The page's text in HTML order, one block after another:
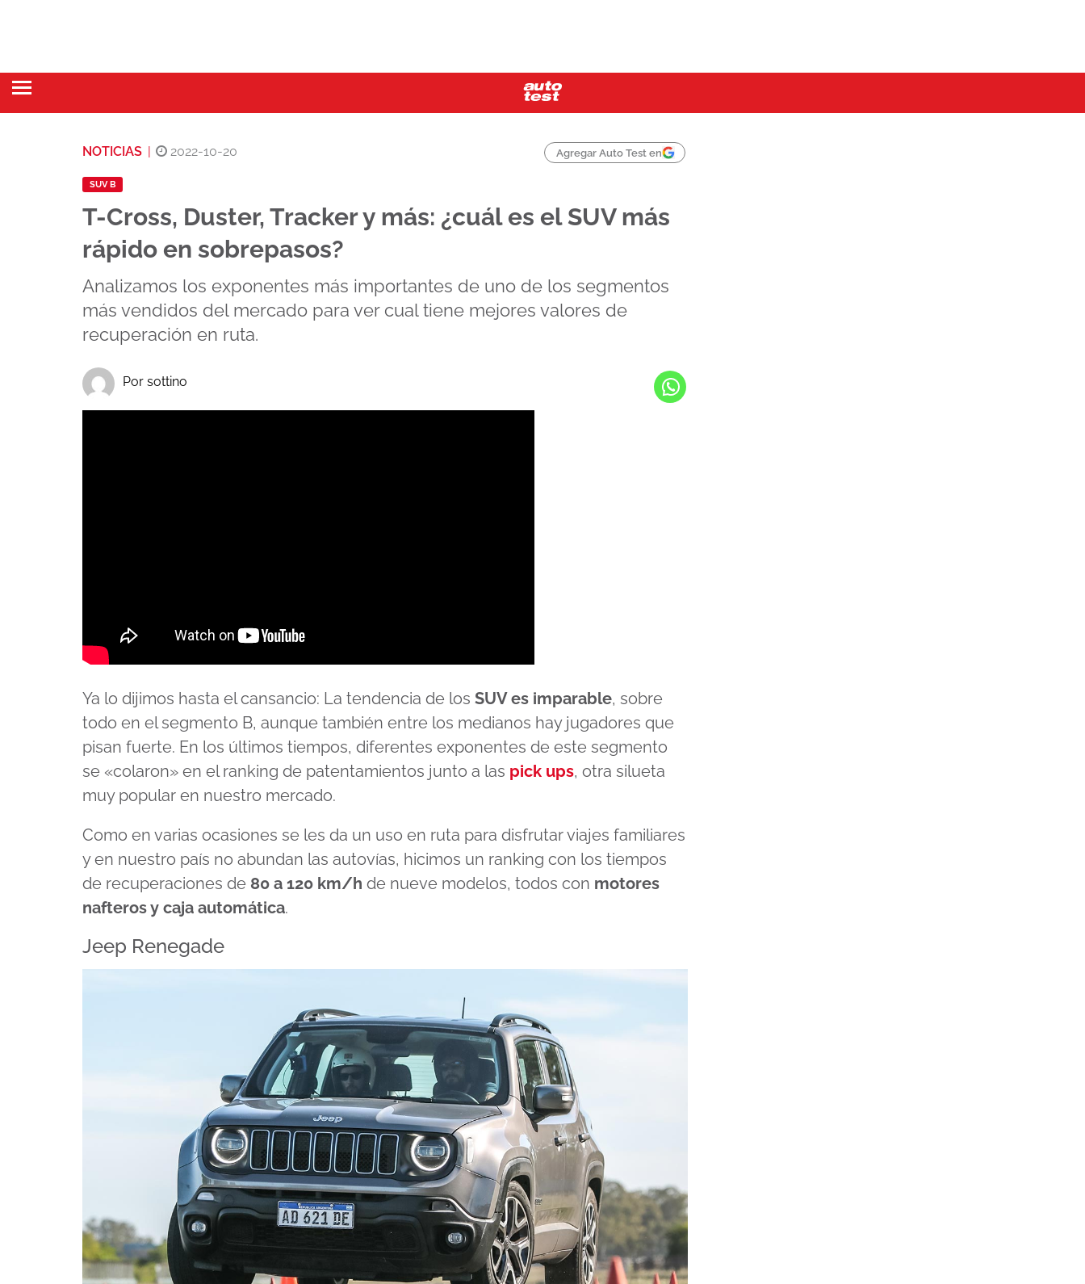
NOTICIAS 2022-10-20 Agregar Auto Test en
SUV B
T-Cross, Duster, Tracker y más: ¿cuál es el SUV más
rápido en sobrepasos?
Analizamos los exponentes más importantes de uno de los segmentos
más vendidos del mercado para ver cual tiene mejores valores de
recuperación en ruta.
Por sottino
Ya lo dijimos hasta el cansancio: La tendencia de los SUV es imparable, sobre
todo en el segmento B, aunque también entre los medianos hay jugadores que
pisan fuerte. En los últimos tiempos, diferentes exponentes de este segmento
se «colaron» en el ranking de patentamientos junto a las pick ups, otra silueta
muy popular en nuestro mercado.
Como en varias ocasiones se les da un uso en ruta para disfrutar viajes familiares
y en nuestro país no abundan las autovías, hicimos un ranking con los tiempos
de recuperaciones de 80 a 120 km/h de nueve modelos, todos con motores
nafteros y caja automática.
Jeep Renegade